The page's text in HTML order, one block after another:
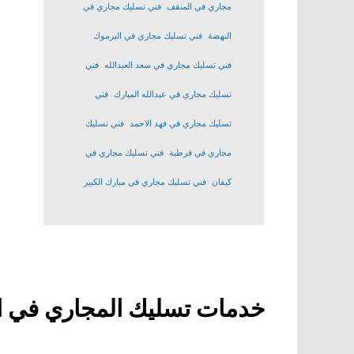
مجاري في المنقف فني تسليك مجاري في
النهضة فني تسليك مجاري في اليرموك
فني تسليك مجاري في سعد العبدالله فني
تسليك مجاري في عبدالله المبارك فني
تسليك مجاري في فهد الاحمد فني تسليك
مجاري في قرطبة فني تسليك مجاري في
كيفان فني تسليك مجاري في مبارك الكبير
خدمات تسليك المجاري في